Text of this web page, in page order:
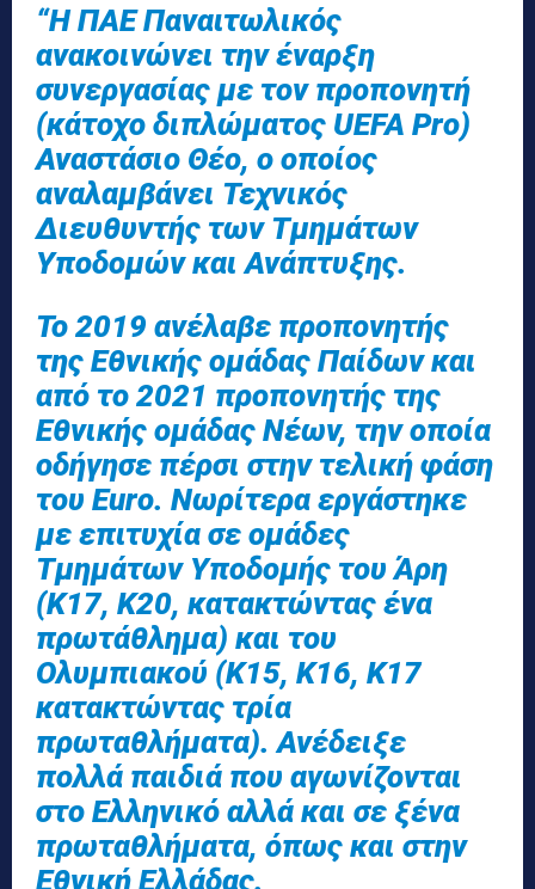
“Η ΠΑΕ Παναιτωλικός
ανακοινώνει την έναρξη
συνεργασίας με τον προπονητή
(κάτοχο διπλώματος UEFA Pro)
Αναστάσιο Θέο, ο οποίος
αναλαμβάνει Τεχνικός
Διευθυντής των Τμημάτων
Υποδομών και Ανάπτυξης.
Το 2019 ανέλαβε προπονητής
της Εθνικής ομάδας Παίδων και
από το 2021 προπονητής της
Εθνικής ομάδας Νέων, την οποία
οδήγησε πέρσι στην τελική φάση
του Euro. Νωρίτερα εργάστηκε
με επιτυχία σε ομάδες
Τμημάτων Υποδομής του Άρη
(Κ17, Κ20, κατακτώντας ένα
πρωτάθλημα) και του
Ολυμπιακού (Κ15, Κ16, Κ17
κατακτώντας τρία
πρωταθλήματα). Ανέδειξε
πολλά παιδιά που αγωνίζονται
στο Ελληνικό αλλά και σε ξένα
πρωταθλήματα, όπως και στην
Εθνική Ελλάδας.